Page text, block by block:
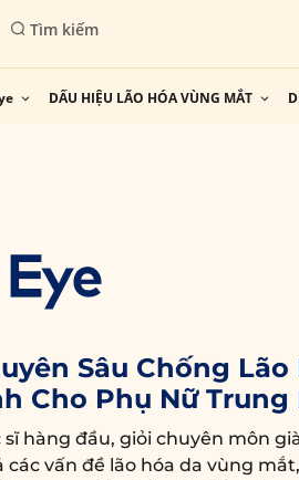
Tìm kiếm
DẤU HIỆU LÃO HÓA VÙNG MẮT
Sâu Chống Lão
Cho Phụ Nữ Trung
hàng đầu, giỏi chuyên môn
vấn đề lão hóa da vùng